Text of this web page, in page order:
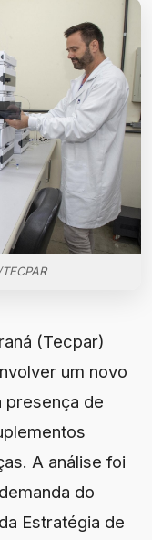
(Tecpar)
um novo
presença de
A análise foi
do
Estratégia de